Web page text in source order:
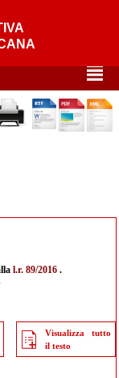
²
l.r. 89/2016 .
Visualizza tutto
il testo